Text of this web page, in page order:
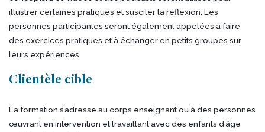
illustrer certaines pratiques et susciter la réflexion. Les
personnes participantes seront également appelées à faire
des exercices pratiques et à échanger en petits groupes sur
leurs expériences.
Clientèle cible
La formation s’adresse au corps enseignant ou à des personnes
œuvrant en intervention et travaillant avec des enfants d’âge